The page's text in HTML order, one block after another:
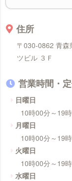
住所
〒030-0862 青森
ツビル ３Ｆ
営業時間・
日曜日
10時00分～19
月曜日
10時00分～19
火曜日
10時00分～19
水曜日